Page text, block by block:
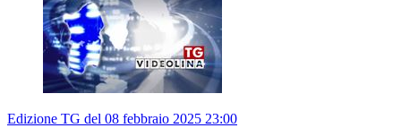
Edizione TG del 08 febbraio 2025 23:00